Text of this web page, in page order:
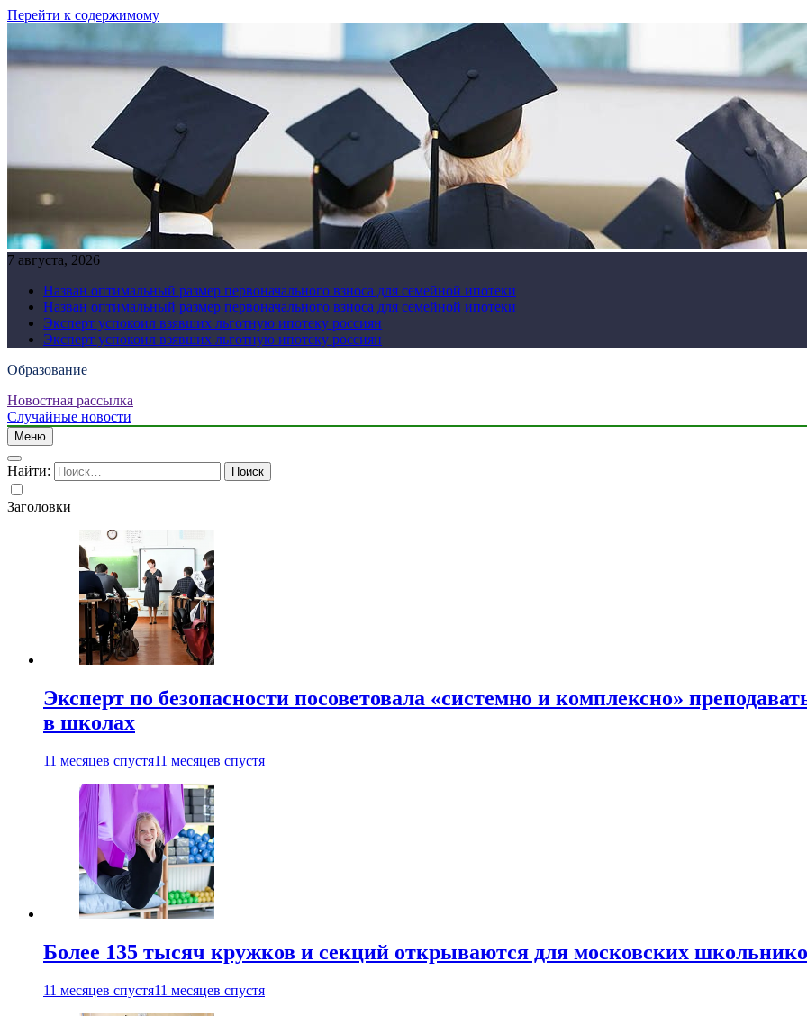
Перейти к содержимому
7 августа, 2026
Назван оптимальный размер первоначального взноса для семейной ипотеки
Назван оптимальный размер первоначального взноса для семейной ипотеки
Эксперт успокоил взявших льготную ипотеку россиян
Эксперт успокоил взявших льготную ипотеку россиян
Образование
Новостная рассылка
Случайные новости
Меню
Найти:
Заголовки
Эксперт по безопасности посоветовала «системно и комплексно»
в школах
11 месяцев спустя11 месяцев спустя
Более 135 тысяч кружков и секций открываются для московских
11 месяцев спустя11 месяцев спустя